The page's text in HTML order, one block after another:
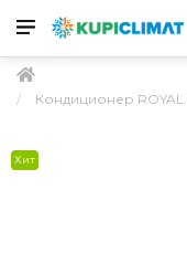
Кондиционер ROYAL
Хит